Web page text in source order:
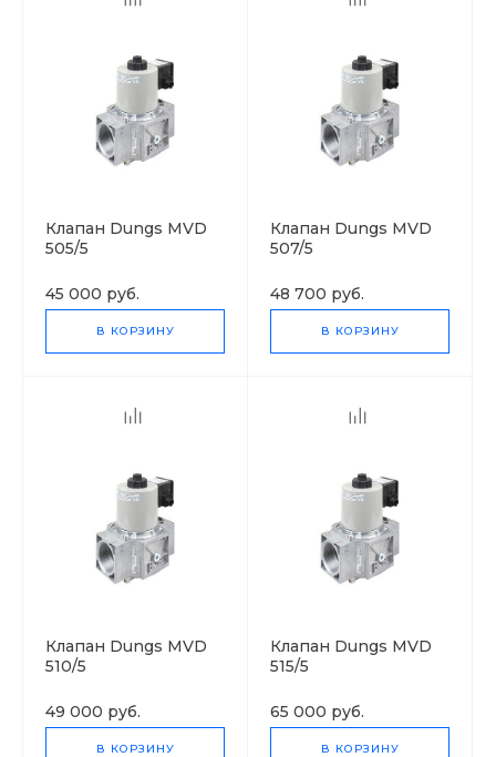
Клапан Dungs MVD
505/5
45 000 руб.
В КОРЗИНУ
Клапан Dungs MVD
507/5
48 700 руб.
В КОРЗИНУ
Клапан Dungs MVD
510/5
49 000 руб.
В КОРЗИНУ
Клапан Dungs MVD
515/5
65 000 руб.
В КОРЗИНУ